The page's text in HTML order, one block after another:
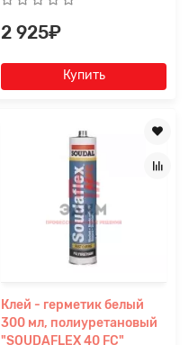
2 925₽
Купить
Клей - герметик белый
300 мл, полиуретановый
"SOUDAFLEX 40 FС"